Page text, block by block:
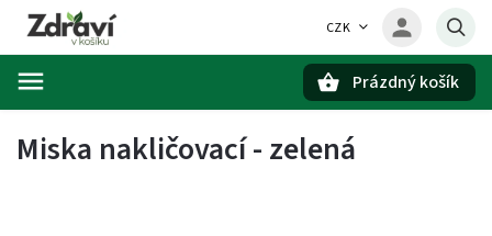
CZK
Prázdný košík
Miska nakličovací - zelená